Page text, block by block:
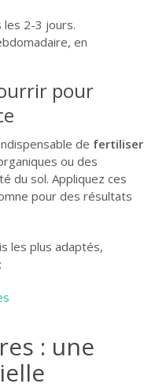
les 2-3 jours.
en
pour
de fertiliser
ou des
du sol. Appliquez ces
pour des résultats
les plus adaptés,
: une